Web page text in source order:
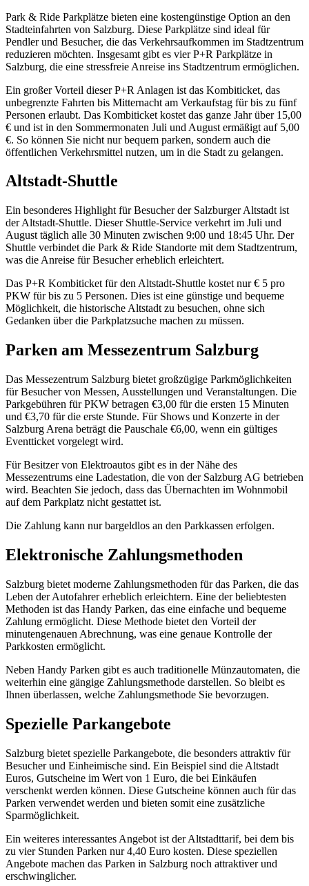
Park & Ride Parkplätze bieten eine kostengünstige Option an den
Stadteinfahrten von Salzburg. Diese Parkplätze sind ideal für
Pendler und Besucher, die das Verkehrsaufkommen im Stadtzentrum
reduzieren möchten. Insgesamt gibt es vier P+R Parkplätze in
Salzburg, die eine stressfreie Anreise ins Stadtzentrum ermöglichen.
Ein großer Vorteil dieser P+R Anlagen ist das Kombiticket, das
unbegrenzte Fahrten bis Mitternacht am Verkaufstag für bis zu fünf
Personen erlaubt. Das Kombiticket kostet das ganze Jahr über 15,00
€ und ist in den Sommermonaten Juli und August ermäßigt auf 5,00
€. So können Sie nicht nur bequem parken, sondern auch die
öffentlichen Verkehrsmittel nutzen, um in die Stadt zu gelangen.
Altstadt-Shuttle
Ein besonderes Highlight für Besucher der Salzburger Altstadt ist
der Altstadt-Shuttle. Dieser Shuttle-Service verkehrt im Juli und
August täglich alle 30 Minuten zwischen 9:00 und 18:45 Uhr. Der
Shuttle verbindet die Park & Ride Standorte mit dem Stadtzentrum,
was die Anreise für Besucher erheblich erleichtert.
Das P+R Kombiticket für den Altstadt-Shuttle kostet nur € 5 pro
PKW für bis zu 5 Personen. Dies ist eine günstige und bequeme
Möglichkeit, die historische Altstadt zu besuchen, ohne sich
Gedanken über die Parkplatzsuche machen zu müssen.
Parken am Messezentrum Salzburg
Das Messezentrum Salzburg bietet großzügige Parkmöglichkeiten
für Besucher von Messen, Ausstellungen und Veranstaltungen. Die
Parkgebühren für PKW betragen €3,00 für die ersten 15 Minuten
und €3,70 für die erste Stunde. Für Shows und Konzerte in der
Salzburg Arena beträgt die Pauschale €6,00, wenn ein gültiges
Eventticket vorgelegt wird.
Für Besitzer von Elektroautos gibt es in der Nähe des
Messezentrums eine Ladestation, die von der Salzburg AG betrieben
wird. Beachten Sie jedoch, dass das Übernachten im Wohnmobil
auf dem Parkplatz nicht gestattet ist.
Die Zahlung kann nur bargeldlos an den Parkkassen erfolgen.
Elektronische Zahlungsmethoden
Salzburg bietet moderne Zahlungsmethoden für das Parken, die das
Leben der Autofahrer erheblich erleichtern. Eine der beliebtesten
Methoden ist das Handy Parken, das eine einfache und bequeme
Zahlung ermöglicht. Diese Methode bietet den Vorteil der
minutengenauen Abrechnung, was eine genaue Kontrolle der
Parkkosten ermöglicht.
Neben Handy Parken gibt es auch traditionelle Münzautomaten, die
weiterhin eine gängige Zahlungsmethode darstellen. So bleibt es
Ihnen überlassen, welche Zahlungsmethode Sie bevorzugen.
Spezielle Parkangebote
Salzburg bietet spezielle Parkangebote, die besonders attraktiv für
Besucher und Einheimische sind. Ein Beispiel sind die Altstadt
Euros, Gutscheine im Wert von 1 Euro, die bei Einkäufen
verschenkt werden können. Diese Gutscheine können auch für das
Parken verwendet werden und bieten somit eine zusätzliche
Sparmöglichkeit.
Ein weiteres interessantes Angebot ist der Altstadttarif, bei dem bis
zu vier Stunden Parken nur 4,40 Euro kosten. Diese speziellen
Angebote machen das Parken in Salzburg noch attraktiver und
erschwinglicher.